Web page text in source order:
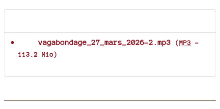
vagabondage_27_mars_2026-2.mp3 (MP3 -
113.2 Mio)